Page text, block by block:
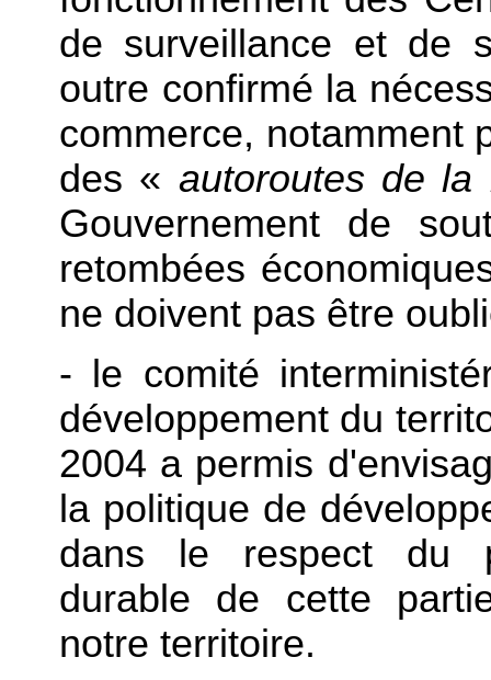
de surveillance et de
outre confirmé la
commerce, notamment
des « autoroutes de la
Gouvernement de
retombées
ne doivent pas être
- le comité
développement du
2004 a permis
la politique de
dans le respect du
durable de cette
notre territoire.